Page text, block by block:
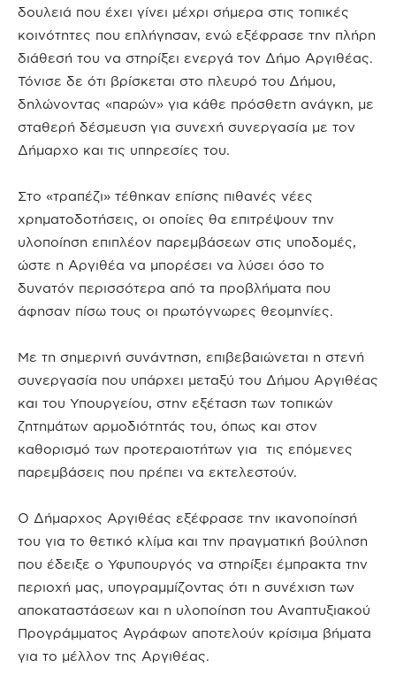
δουλειά που έχει γίνει μέχρι σήμερα στις τοπικές
κοινότητες που επλήγησαν, ενώ εξέφρασε την πλήρη
διάθεσή του να στηρίξει ενεργά τον Δήμο Αργιθέας.
Τόνισε δε ότι βρίσκεται στο πλευρό του Δήμου,
δηλώνοντας «παρών» για κάθε πρόσθετη ανάγκη, με
σταθερή δέσμευση για συνεχή συνεργασία με τον
Δήμαρχο και τις υπηρεσίες του.
Στο «τραπέζι» τέθηκαν επίσης πιθανές νέες
χρηματοδοτήσεις, οι οποίες θα επιτρέψουν την
υλοποίηση επιπλέον παρεμβάσεων στις υποδομές,
ώστε η Αργιθέα να μπορέσει να λύσει όσο το
δυνατόν περισσότερα από τα προβλήματα που
άφησαν πίσω τους οι πρωτόγνωρες θεομηνίες.
Με τη σημερινή συνάντηση, επιβεβαιώνεται η στενή
συνεργασία που υπάρχει μεταξύ του Δήμου Αργιθέας
και του Υπουργείου, στην εξέταση των τοπικών
ζητημάτων αρμοδιότητάς του, όπως και στον
καθορισμό των προτεραιοτήτων για τις επόμενες
παρεμβάσεις που πρέπει να εκτελεστούν.
Ο Δήμαρχος Αργιθέας εξέφρασε την ικανοποίησή
του για το θετικό κλίμα και την πραγματική βούληση
που έδειξε ο Υφυπουργός να στηρίξει έμπρακτα την
περιοχή μας, υπογραμμίζοντας ότι η συνέχιση των
αποκαταστάσεων και η υλοποίηση του Αναπτυξιακού
Προγράμματος Αγράφων αποτελούν κρίσιμα βήματα
για το μέλλον της Αργιθέας.